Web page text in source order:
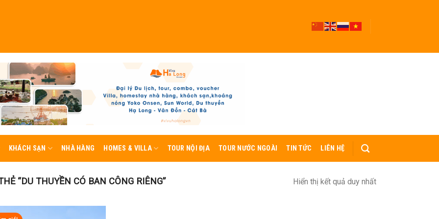
KHÁCH SẠN NHÀ HÀNG HOMES & VILLA TOUR NỘI ĐỊA TOUR NƯỚC NGOÀI TIN TỨC LIÊN HỆ
“DU THUYỀN CÓ BAN CÔNG RIÊNG” Hiển thị kết quả duy nhất